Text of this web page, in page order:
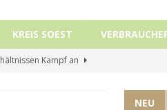
KREIS SOEST
Kampf an
NEU